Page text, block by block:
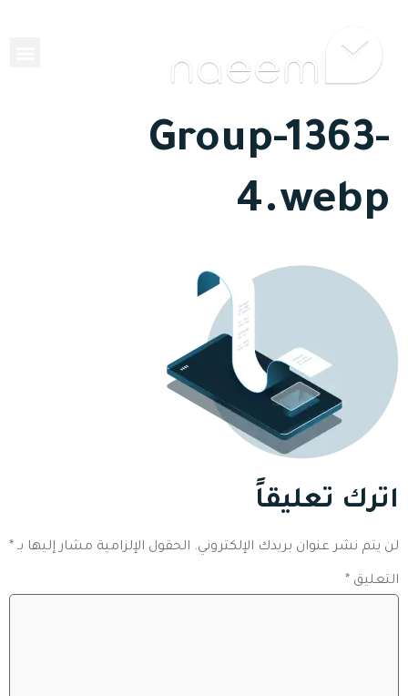
Group-1363-
4.webp
اترك تعليقاً
لن يتم نشر عنوان بريدك الإلكتروني. الحقول الإلزامية مشار إليها بـ *
التعليق *